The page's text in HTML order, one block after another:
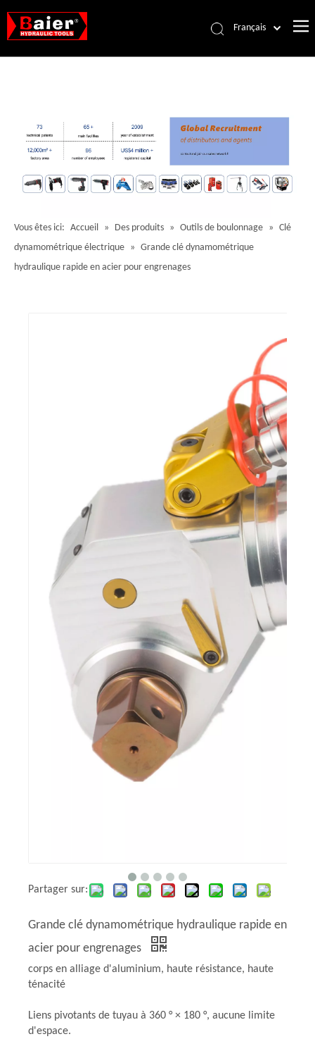
Français
English
Vous êtes ici: Accueil » Des produits » Outils de boulonnage » Clé
dynamométrique électrique » Grande clé dynamométrique
hydraulique rapide en acier pour engrenages
Partager sur:
Grande clé dynamométrique hydraulique rapide en
acier pour engrenages
corps en alliage d'aluminium, haute résistance, haute
ténacité
Liens pivotants de tuyau à 360 ° × 180 °, aucune limite
d'espace.